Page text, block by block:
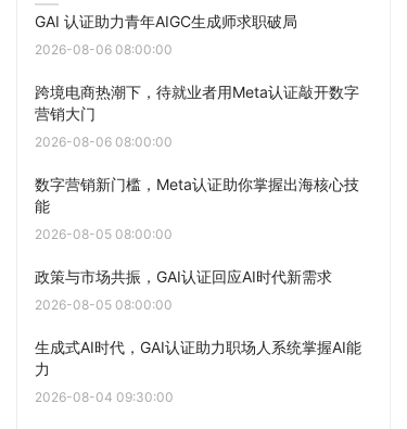
GAI 认证助力青年AIGC生成师求职破局
2026-08-06 08:00:00
跨境电商热潮下，待就业者用Meta认证敲开数字
营销大门
2026-08-06 08:00:00
数字营销新门槛，Meta认证助你掌握出海核心技
能
2026-08-05 08:00:00
政策与市场共振，GAI认证回应AI时代新需求
2026-08-05 08:00:00
生成式AI时代，GAI认证助力职场人系统掌握AI能
力
2026-08-04 09:30:00